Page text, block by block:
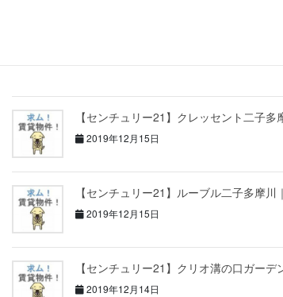
【センチュリー21】クレッセント二子
2019年12月15日
【センチュリー21】ルーブル二子多摩川
2019年12月15日
【センチュリー21】クリオ溝の口ガー
2019年12月14日